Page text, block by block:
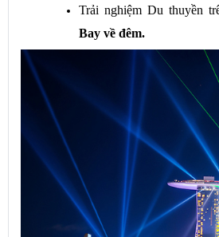
Singapore bằng Tàu điện ngầm MRT.
Trải nghiệm Du thuyền
Bay về đêm.